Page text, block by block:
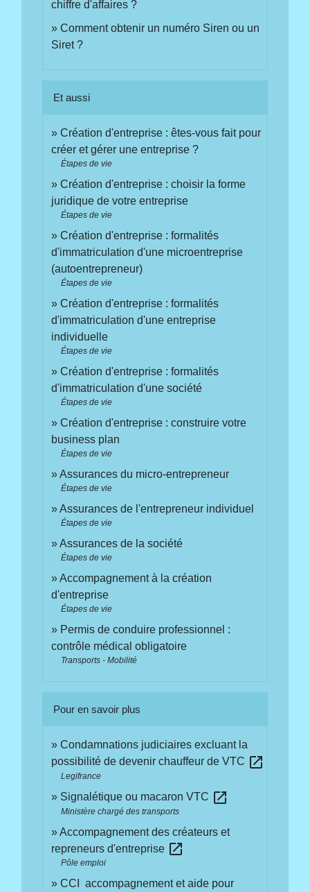
chiffre d'affaires ?
Comment obtenir un numéro Siren ou un
Siret ?
Et aussi
Création d'entreprise : êtes-vous fait pour
créer et gérer une entreprise ?
Étapes de vie
Création d'entreprise : choisir la forme
juridique de votre entreprise
Étapes de vie
Création d'entreprise : formalités
d'immatriculation d'une microentreprise
(autoentrepreneur)
Étapes de vie
Création d'entreprise : formalités
d'immatriculation d'une entreprise
individuelle
Étapes de vie
Création d'entreprise : formalités
d'immatriculation d'une société
Étapes de vie
Création d'entreprise : construire votre
business plan
Étapes de vie
Assurances du micro-entrepreneur
Étapes de vie
Assurances de l'entrepreneur individuel
Étapes de vie
Assurances de la société
Étapes de vie
Accompagnement à la création
d'entreprise
Étapes de vie
Permis de conduire professionnel :
contrôle médical obligatoire
Transports - Mobilité
Pour en savoir plus
Condamnations judiciaires excluant la
possibilité de devenir chauffeur de VTC open_in_new
Legifrance
Signalétique ou macaron VTC open_in_new
Ministère chargé des transports
Accompagnement des créateurs et
repreneurs d'entreprise open_in_new
Pôle emploi
CCI accompagnement et aide pour